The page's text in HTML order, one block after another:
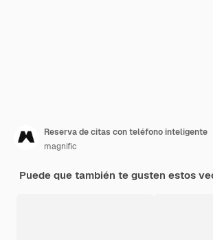
Reserva de citas con teléfono inteligente
magnific
Puede que también te gusten estos